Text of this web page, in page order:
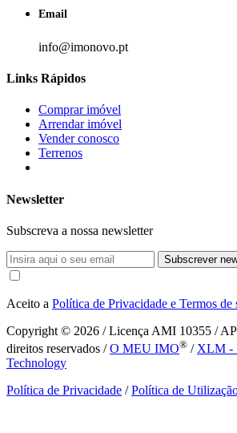
Email
info@imonovo.pt
Links Rápidos
Comprar imóvel
Arrendar imóvel
Vender conosco
Terrenos
Newsletter
Subscreva a nossa newsletter
Subscrever
Aceito a Política de Privacidade e Termos de
Copyright © 2026 / Licença AMI 10355 /
direitos reservados /O MEU IMO® / XLM -
Technology
Política de Privacidade /Política de